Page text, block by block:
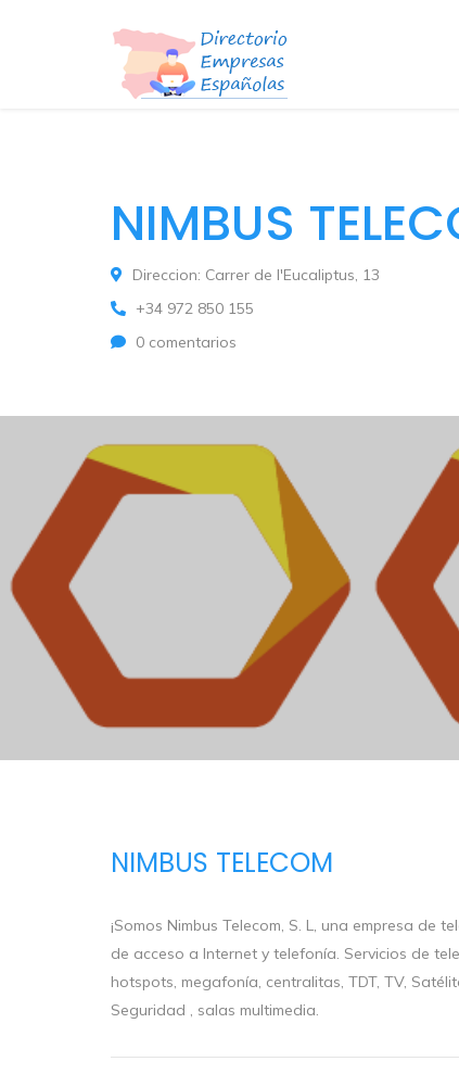
NIMBUS
Direccion: Carrer de l'Eucaliptus, 13
+34 972 850 155
0 comentarios
NIMBUS TELECOM
¡Somos Nimbus Telecom, S. L, una empresa de
de acceso a Internet y telefonía. Servicios de
hotspots, megafonía, centralitas, TDT, TV,
Seguridad , salas multimedia.